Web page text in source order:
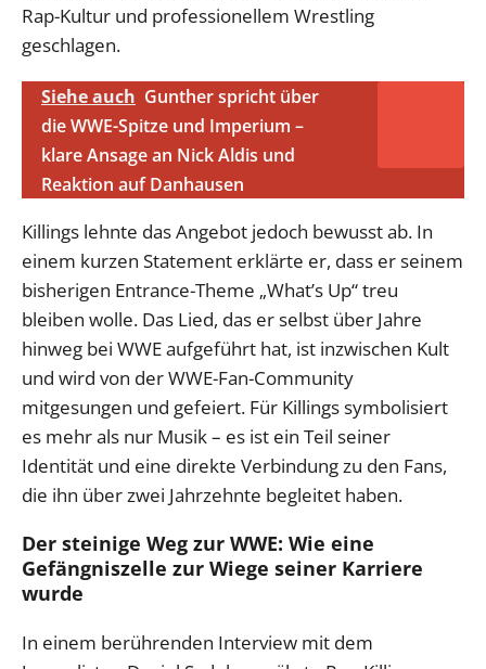
Rap-Kultur und professionellem Wrestling
geschlagen.
Siehe auch Gunther spricht über
die WWE-Spitze und Imperium –
klare Ansage an Nick Aldis und
Reaktion auf Danhausen
Killings lehnte das Angebot jedoch bewusst ab. In
einem kurzen Statement erklärte er, dass er seinem
bisherigen Entrance-Theme „What’s Up“ treu
bleiben wolle. Das Lied, das er selbst über Jahre
hinweg bei WWE aufgeführt hat, ist inzwischen Kult
und wird von der WWE-Fan-Community
mitgesungen und gefeiert. Für Killings symbolisiert
es mehr als nur Musik – es ist ein Teil seiner
Identität und eine direkte Verbindung zu den Fans,
die ihn über zwei Jahrzehnte begleitet haben.
Der steinige Weg zur WWE: Wie eine
Gefängniszelle zur Wiege seiner Karriere
wurde
In einem berührenden Interview mit dem